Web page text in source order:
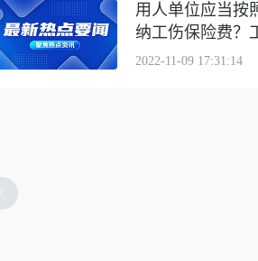
用人单位应当按
纳工伤保险费？
2022-11-09 17:31:14